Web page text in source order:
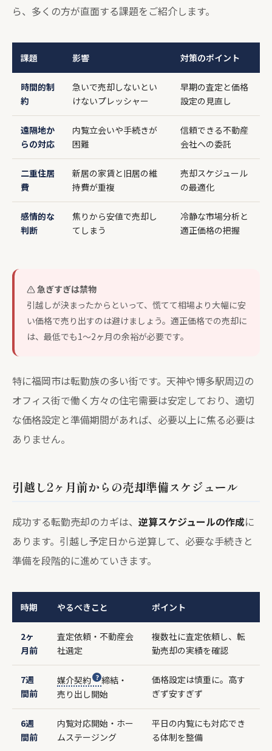
ら、多くの方が直面する課題をご紹介します。
課題 影響 対策のポイント
時間的制
約
急いで売却しないとい
けないプレッシャー
早期の査定と価格
設定の見直し
遠隔地か
らの対応
内覧立会いや手続きが
困難
信頼できる不動産
会社への委託
二重住居
費
新居の家賃と旧居の維
持費が重複
売却スケジュール
の最適化
感情的な
判断
焦りから安値で売却し
てしまう
冷静な市場分析と
適正価格の把握
急ぎすぎは禁物
引越しが決まったからといって、慌てて相場より大幅に安
い価格で売り出すのは避けましょう。適正価格での売却に
は、最低でも1〜2ヶ月の余裕が必要です。
特に福岡市は転勤族の多い街です。天神や博多駅周辺の
オフィス街で働く方々の住宅需要は安定しており、適切
な価格設定と準備期間があれば、必要以上に焦る必要は
ありません。
引越し2ヶ月前からの売却準備スケジュール
成功する転勤売却のカギは、 逆算スケジュールの作成に
あります。引越し予定日から逆算して、必要な手続きと
準備を段階的に進めていきます。
時期 やるべきこと ポイント
2ヶ
月前
査定依頼・不動産会
社選定
複数社に査定依頼し、転
勤売却の実績を確認
7週
間前
媒介契約
締結・
売り出し開始
価格設定は慎重に。高す
ぎず安すぎず
6週
間前
内覧対応開始・ホー
ムステージング
平日の内覧にも対応でき
る体制を整備